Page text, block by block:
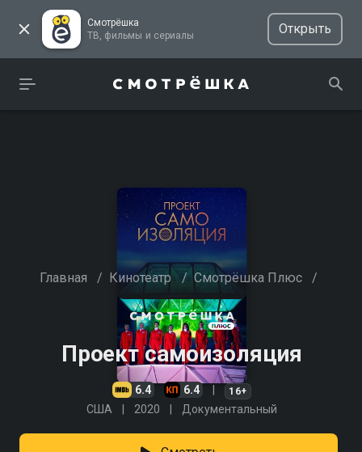
Смотрёшка
ТВ, фильмы и сериалы
Открыть
Главная / Кинотеатр / Смотрёшка Плюс /
Проект самоизоляция
6.4 6.4 16+
США 2020 Документальный